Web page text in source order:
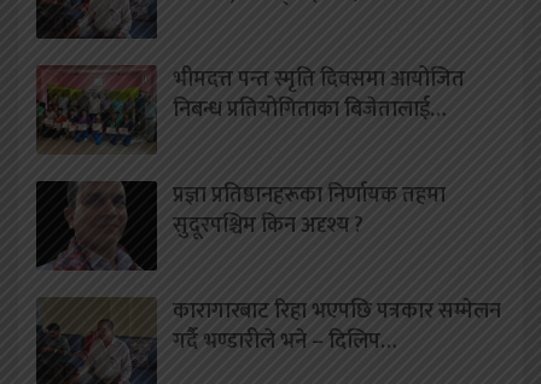
भीमदत्त पन्त स्मृति दिवसमा आयोजित
निबन्ध प्रतियोगिताका बिजेतालाई…
प्रज्ञा प्रतिष्ठानहरूका निर्णायक तहमा
सुदूरपश्चिम किन अदृश्य ?
कारागारबाट रिहा भएपछि पत्रकार सम्मेलन
गर्दै भण्डारीले भने – दिलिप…